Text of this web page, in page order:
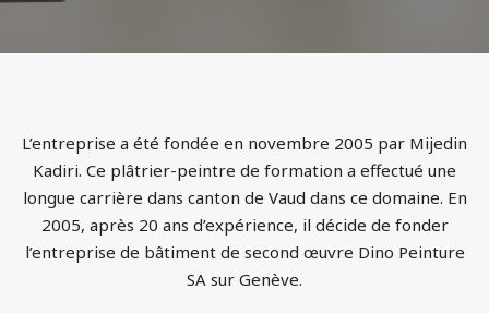
L’entreprise a été fondée en novembre 2005 par Mijedin
Kadiri. Ce plâtrier-peintre de formation a effectué une
longue carrière dans canton de Vaud dans ce domaine. En
2005, après 20 ans d’expérience, il décide de fonder
l’entreprise de bâtiment de second œuvre Dino Peinture
SA sur Genève.